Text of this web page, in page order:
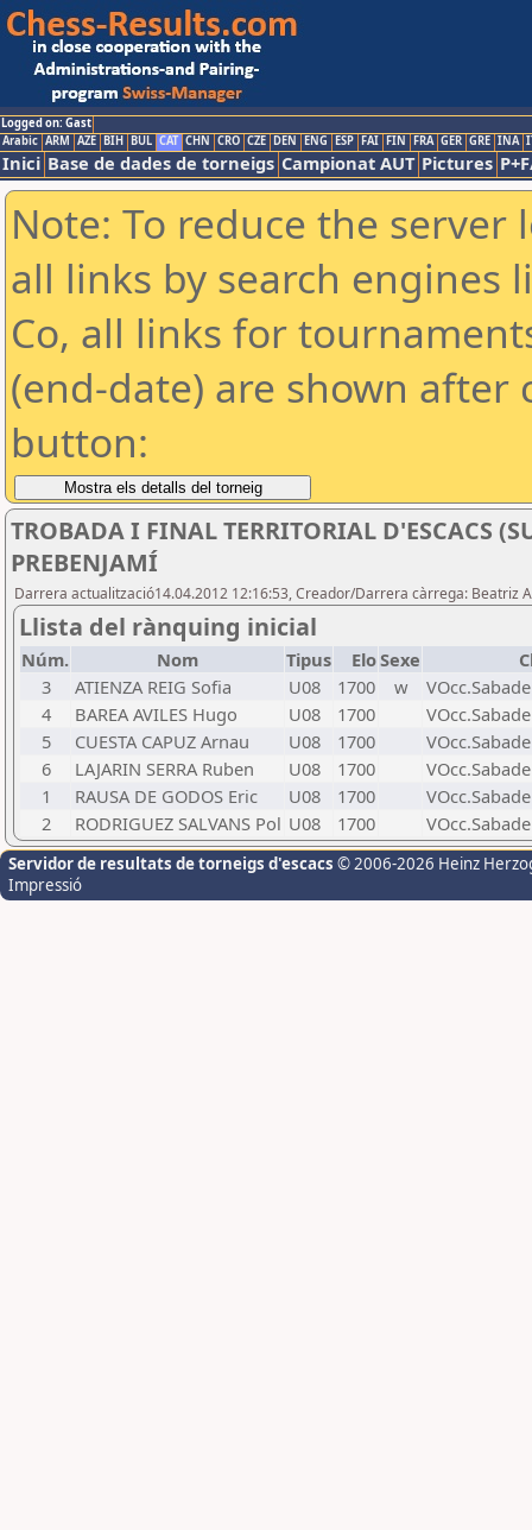
Logged on: Gast
Arabic ARM AZE BIH BUL CAT CHN CRO CZE DEN ENG ESP FAI FIN FRA GER GRE INA
Inici Base de dades de torneigs Campionat AUT Pictures
Note: To reduce the
all links by search engines
Co, all links for
(end-date) are shown
button:
TROBADA I FINAL TERRITORIAL D'ESCACS
PREBENJAMÍ
Darrera actualització14.04.2012 12:16:53, Creador/Darrera càrrega: Beatriz
Llista del rànquing inicial
Núm. Nom Tipus EloSexe
3
ATIENZA REIG Sofia U08 1700 w
4
BAREA AVILES Hugo U08 1700
5
CUESTA CAPUZ Arnau U08 1700
6
LAJARIN SERRA Ruben U08 1700
1
RAUSA DE GODOS Eric U08 1700
2
RODRIGUEZ SALVANS Pol U08 1700
Servidor de resultats de torneigs d'escacs © 2006-2026 Heinz
Impressió